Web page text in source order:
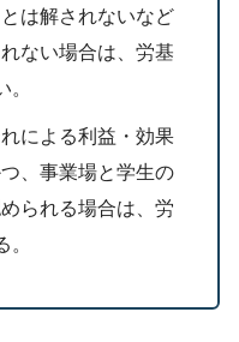
は解されないなど
ない場合は、労基
による利益・効果
、事業場と学生の
られる場合は、労